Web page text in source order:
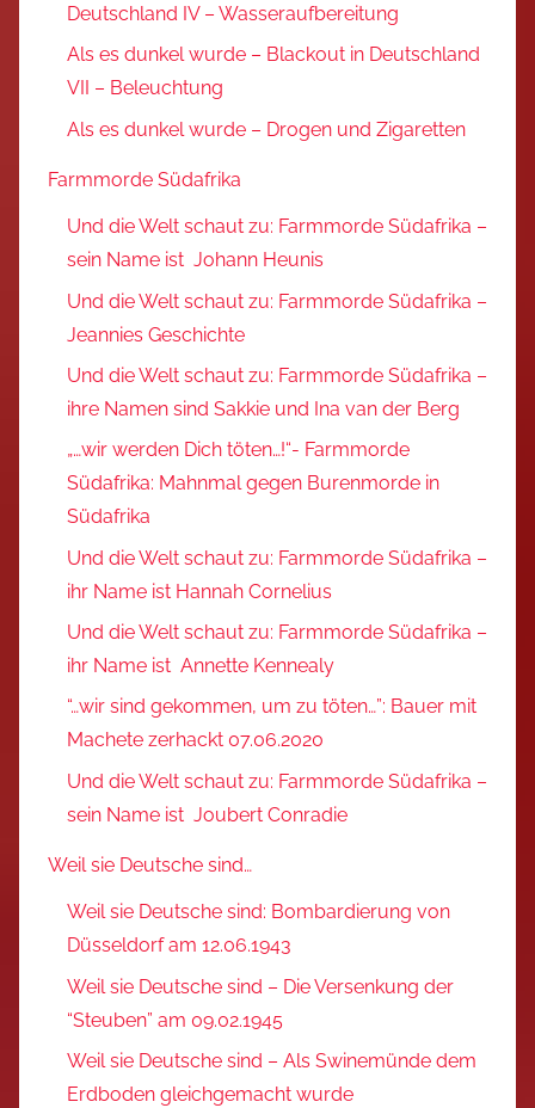
Deutschland IV – Wasseraufbereitung
Als es dunkel wurde – Blackout in Deutschland
VII – Beleuchtung
Als es dunkel wurde – Drogen und Zigaretten
Farmmorde Südafrika
Und die Welt schaut zu: Farmmorde Südafrika –
sein Name ist Johann Heunis
Und die Welt schaut zu: Farmmorde Südafrika –
Jeannies Geschichte
Und die Welt schaut zu: Farmmorde Südafrika –
ihre Namen sind Sakkie und Ina van der Berg
„…wir werden Dich töten…!“- Farmmorde
Südafrika: Mahnmal gegen Burenmorde in
Südafrika
Und die Welt schaut zu: Farmmorde Südafrika –
ihr Name ist Hannah Cornelius
Und die Welt schaut zu: Farmmorde Südafrika –
ihr Name ist Annette Kennealy
“…wir sind gekommen, um zu töten…”: Bauer mit
Machete zerhackt 07.06.2020
Und die Welt schaut zu: Farmmorde Südafrika –
sein Name ist Joubert Conradie
Weil sie Deutsche sind…
Weil sie Deutsche sind: Bombardierung von
Düsseldorf am 12.06.1943
Weil sie Deutsche sind – Die Versenkung der
“Steuben” am 09.02.1945
Weil sie Deutsche sind – Als Swinemünde dem
Erdboden gleichgemacht wurde